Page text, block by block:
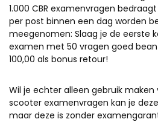
1.000 CBR examenvragen
per post binnen een dag worden
meegenomen: Slaag je de eerste
examen met 50 vragen goed
100,00 als bonus retour!
Wil je echter alleen gebruik maken
scooter examenvragen kan je
maar deze is zonder